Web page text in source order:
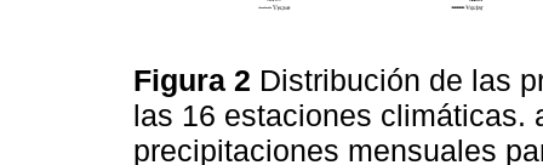
Figura 2 Distribución de las
las 16 estaciones climáticas.
precipitaciones mensuales